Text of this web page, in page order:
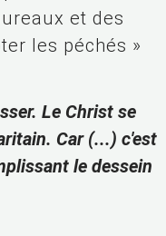
et des
les péchés »
Le Christ se
Car (...) c'est
le dessein